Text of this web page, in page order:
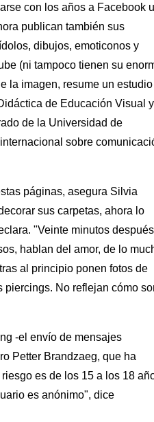
con los años a Facebook u
publican también sus
dibujos, emoticonos y
(ni tampoco tienen su
la imagen, resume un estudio
de Educación Visual y
de la Universidad de
sobre
páginas, asegura Silvia
sus carpetas, ahora lo
"Veinte minutos
hablan del amor, de lo
al principio ponen fotos de
piercings. No reflejan cómo
-el envío de mensajes
Petter Brandzaeg, que ha
es de los 15 a los 18
es anónimo", dice